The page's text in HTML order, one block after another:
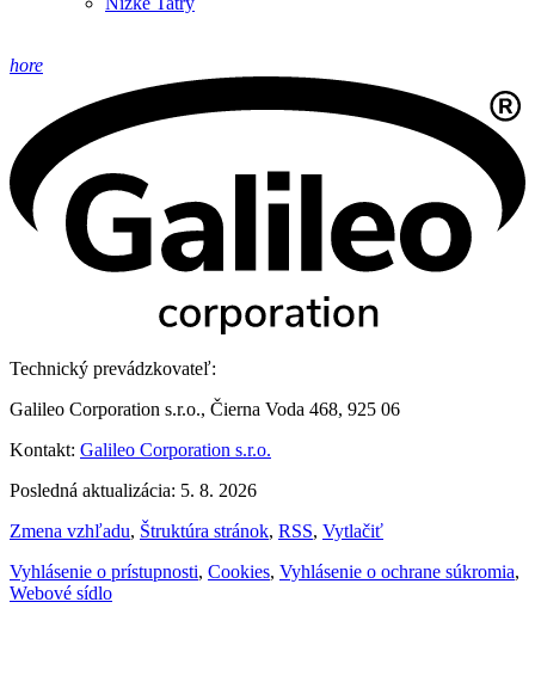
hore
Technický prevádzkovateľ:
Galileo Corporation s.r.o., Čierna Voda 468, 925 06
Kontakt: Galileo Corporation s.r.o.
Posledná aktualizácia: 5. 8. 2026
Zmena vzhľadu, Štruktúra stránok, RSS, Vytlačiť
Vyhlásenie o prístupnosti, Cookies, Vyhlásenie o ochrane súkromia,
Webové sídlo